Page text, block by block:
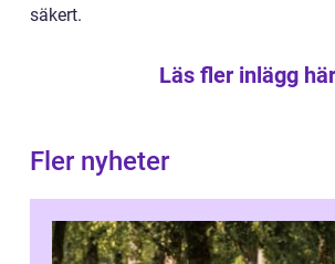
säkert.
Läs fler inlägg här
Fler nyheter